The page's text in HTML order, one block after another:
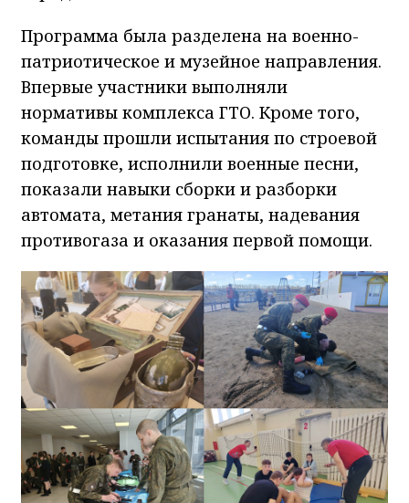
Программа была разделена на военно-
патриотическое и музейное направления.
Впервые участники выполняли
нормативы комплекса ГТО. Кроме того,
команды прошли испытания по строевой
подготовке, исполнили военные песни,
показали навыки сборки и разборки
автомата, метания гранаты, надевания
противогаза и оказания первой помощи.